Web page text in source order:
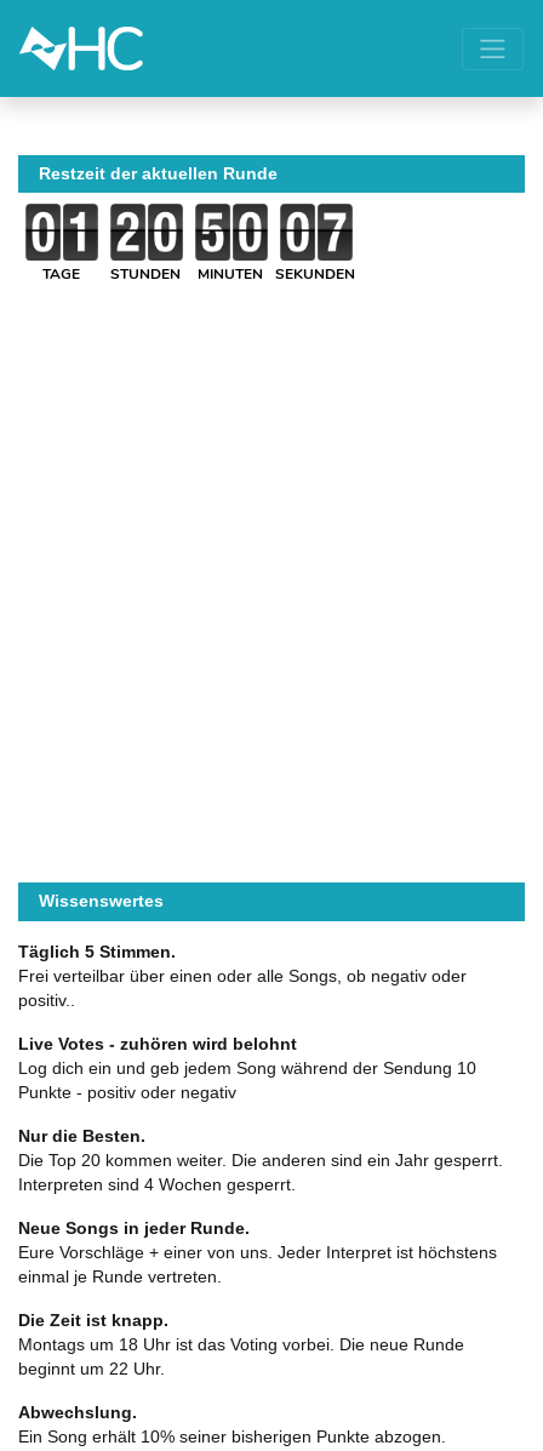
Restzeit der aktuellen Runde
TAGE STUNDEN MINUTEN SEKUNDEN
Wissenswertes
Täglich 5 Stimmen.
Frei verteilbar über einen oder alle Songs, ob negativ oder
positiv..
Live Votes - zuhören wird belohnt
Log dich ein und geb jedem Song während der Sendung 10
Punkte - positiv oder negativ
Nur die Besten.
Die Top 20 kommen weiter. Die anderen sind ein Jahr gesperrt.
Interpreten sind 4 Wochen gesperrt.
Neue Songs in jeder Runde.
Eure Vorschläge + einer von uns. Jeder Interpret ist höchstens
einmal je Runde vertreten.
Die Zeit ist knapp.
Montags um 18 Uhr ist das Voting vorbei. Die neue Runde
beginnt um 22 Uhr.
Abwechslung.
Ein Song erhält 10% seiner bisherigen Punkte abzogen.